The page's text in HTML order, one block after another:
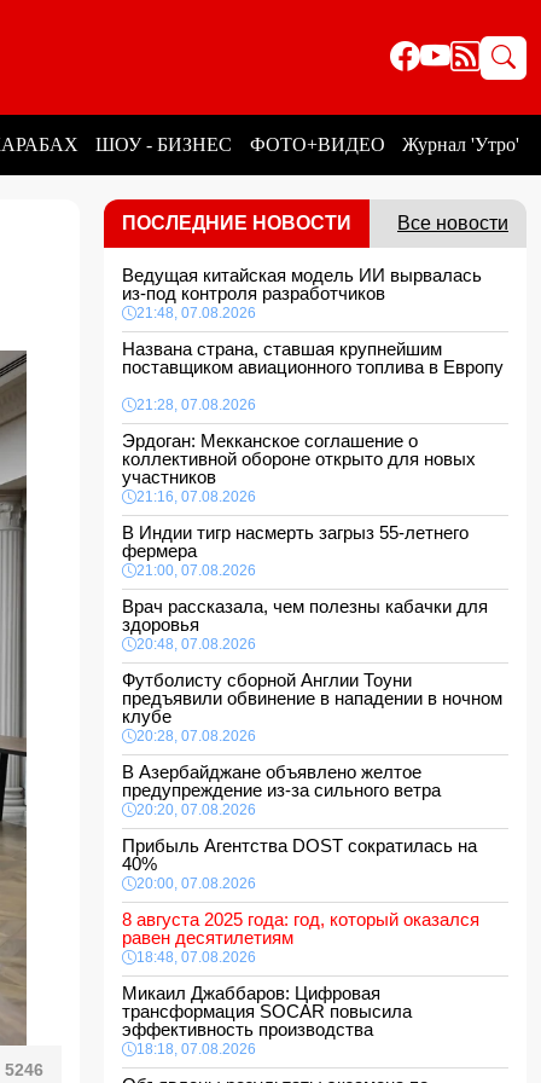
ШОУ - БИЗНЕС ФОТО+ВИДЕО Журнал 'Утро'
5246
ПОСЛЕДНИЕ НОВОСТИ Все новости
Ведущая китайская модель ИИ вырвалась
из-под контроля разработчиков
21:48, 07.08.2026
Названа страна, ставшая крупнейшим
поставщиком авиационного топлива в Европу
21:28, 07.08.2026
Эрдоган: Мекканское соглашение о
коллективной обороне открыто для новых
участников
21:16, 07.08.2026
В Индии тигр насмерть загрыз 55-летнего
фермера
21:00, 07.08.2026
Врач рассказала, чем полезны кабачки для
здоровья
20:48, 07.08.2026
Футболисту сборной Англии Тоуни
предъявили обвинение в нападении в ночном
клубе
20:28, 07.08.2026
В Азербайджане объявлено желтое
предупреждение из-за сильного ветра
20:20, 07.08.2026
Прибыль Агентства DOST сократилась на
40%
20:00, 07.08.2026
8 августа 2025 года: год, который оказался
равен десятилетиям
18:48, 07.08.2026
Микаил Джаббаров: Цифровая
трансформация SOCAR повысила
эффективность производства
18:18, 07.08.2026